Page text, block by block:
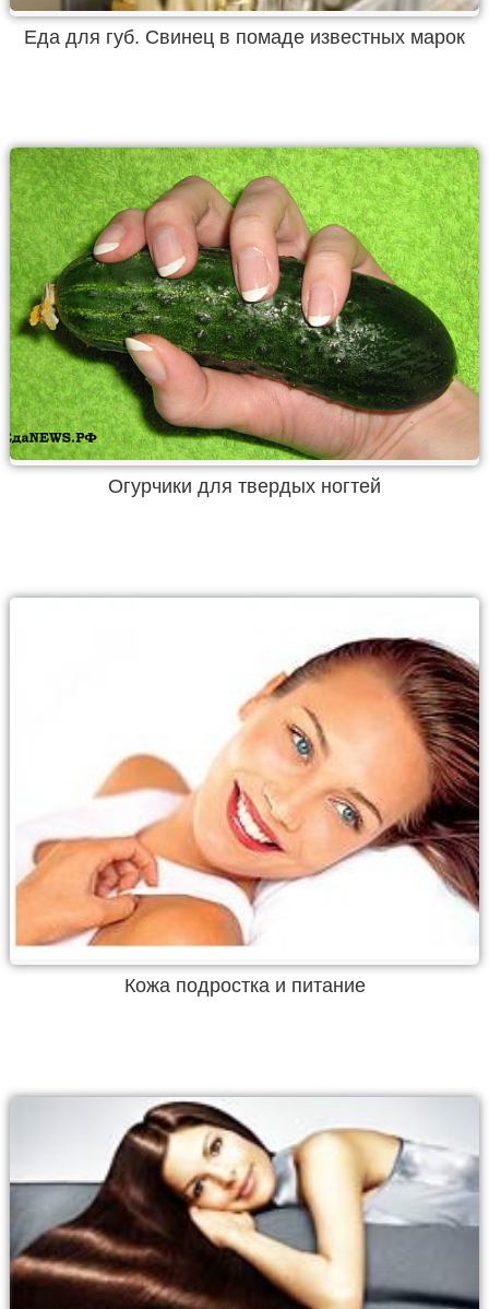
Еда для губ. Свинец в помаде известных марок
Огурчики для твердых ногтей
Кожа подростка и питание